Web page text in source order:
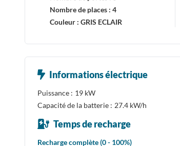
Nombre de places : 4
Couleur : GRIS ECLAIR
Informations électrique
Puissance : 19 kW
Capacité de la batterie : 27.4 kW/h
Temps de recharge
Recharge complète (0 - 100%)